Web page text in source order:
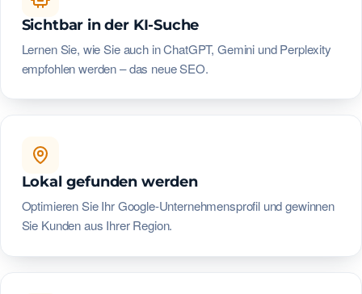
Sichtbar in der KI-Suche
Lernen Sie, wie Sie auch in ChatGPT, Gemini und Perplexity
empfohlen werden – das neue SEO.
Lokal gefunden werden
Optimieren Sie Ihr Google-Unternehmensprofil und gewinnen
Sie Kunden aus Ihrer Region.